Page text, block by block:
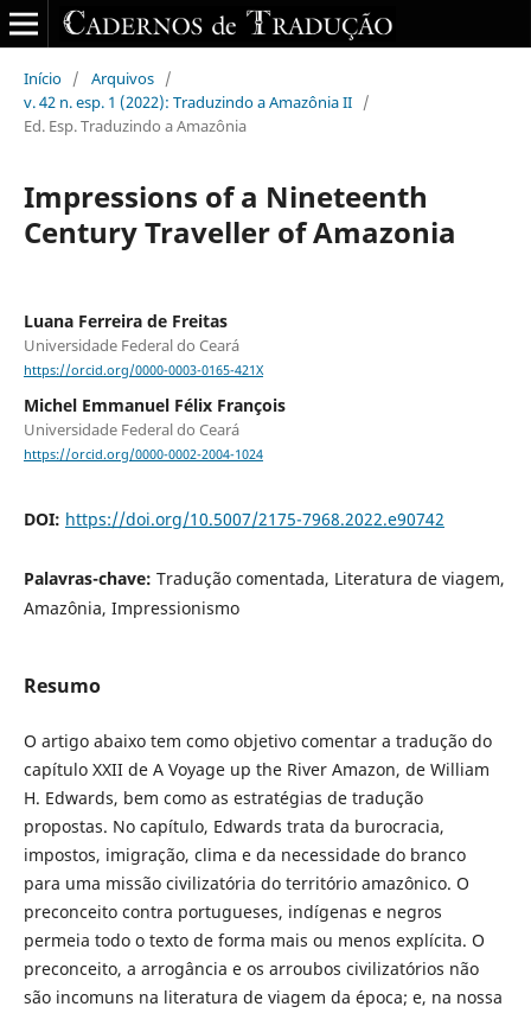
Início / Arquivos /
v. 42 n. esp. 1 (2022): Traduzindo a Amazônia II /
Ed. Esp. Traduzindo a Amazônia
Impressions of a Nineteenth
Century Traveller of Amazonia
Luana Ferreira de Freitas
Universidade Federal do Ceará
https://orcid.org/0000-0003-0165-421X
Michel Emmanuel Félix François
Universidade Federal do Ceará
https://orcid.org/0000-0002-2004-1024
DOI: https://doi.org/10.5007/2175-7968.2022.e90742
Palavras-chave: Tradução comentada, Literatura de viagem,
Amazônia, Impressionismo
Resumo
O artigo abaixo tem como objetivo comentar a tradução do
capítulo XXII de A Voyage up the River Amazon, de William
H. Edwards, bem como as estratégias de tradução
propostas. No capítulo, Edwards trata da burocracia,
impostos, imigração, clima e da necessidade do branco
para uma missão civilizatória do território amazônico. O
preconceito contra portugueses, indígenas e negros
permeia todo o texto de forma mais ou menos explícita. O
preconceito, a arrogância e os arroubos civilizatórios não
são incomuns na literatura de viagem da época; e, na nossa